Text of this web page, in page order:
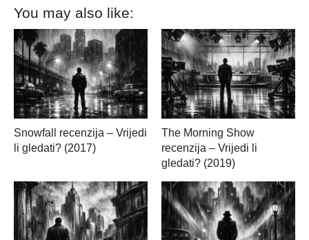
You may also like:
Snowfall recenzija – Vrijedi
li gledati? (2017)
The Morning Show
recenzija – Vrijedi li
gledati? (2019)